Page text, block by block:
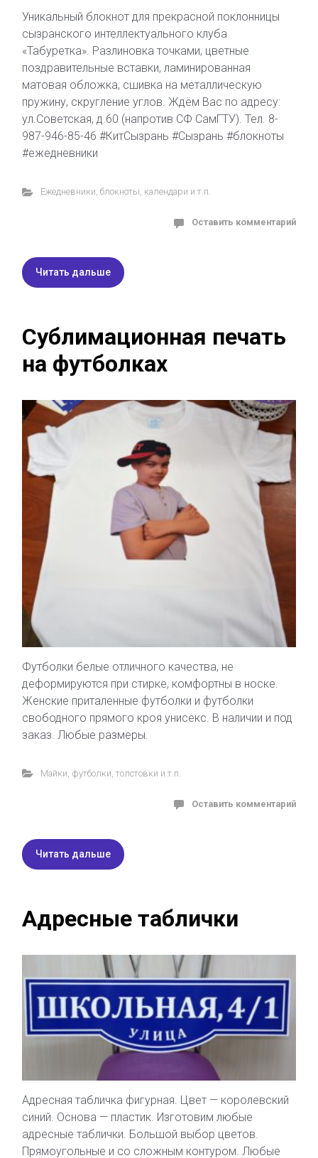
Уникальный блокнот для прекрасной поклонницы
сызранского интеллектуального клуба
«Табуретка». Разлиновка точками, цветные
поздравительные вставки, ламинированная
матовая обложка, сшивка на металлическую
пружину, скругление углов. Ждём Вас по адресу:
ул.Советская, д.60 (напротив СФ СамГТУ). Тел. 8-
987-946-85-46 #КитСызрань #Сызрань #блокноты
#ежедневники
Ежедневники, блокноты, календари и т.п.
Оставить комментарий
Читать дальше
Сублимационная печать
на футболках
Футболки белые отличного качества, не
деформируются при стирке, комфортны в носке.
Женские приталенные футболки и футболки
свободного прямого кроя унисекс. В наличии и под
заказ. Любые размеры.
Майки, футболки, толстовки и т.п.
Оставить комментарий
Читать дальше
Адресные таблички
Адресная табличка фигурная. Цвет — королевский
синий. Основа — пластик. Изготовим любые
адресные таблички. Большой выбор цветов.
Прямоугольные и со сложным контуром. Любые